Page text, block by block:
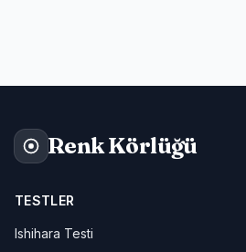
Renk Körlüğü
TESTLER
Ishihara Testi